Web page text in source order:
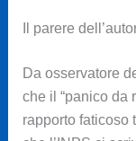
Il parere
Da osservatore
che il “panico da
rapporto faticoso